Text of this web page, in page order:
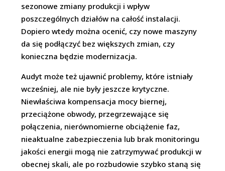
sezonowe zmiany produkcji i wpływ
poszczególnych działów na całość instalacji.
Dopiero wtedy można ocenić, czy nowe maszyny
da się podłączyć bez większych zmian, czy
konieczna będzie modernizacja.
Audyt może też ujawnić problemy, które istniały
wcześniej, ale nie były jeszcze krytyczne.
Niewłaściwa kompensacja mocy biernej,
przeciążone obwody, przegrzewające się
połączenia, nierównomierne obciążenie faz,
nieaktualne zabezpieczenia lub brak monitoringu
jakości energii mogą nie zatrzymywać produkcji w
obecnej skali, ale po rozbudowie szybko staną się